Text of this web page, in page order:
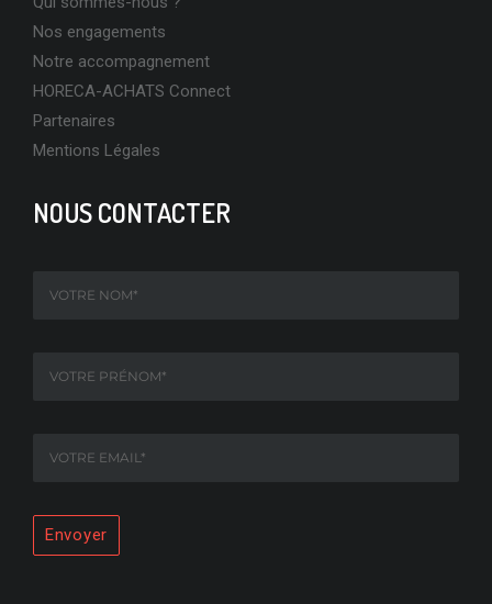
Nos engagements
Notre accompagnement
HORECA-ACHATS Connect
Partenaires
Mentions Légales
NOUS CONTACTER